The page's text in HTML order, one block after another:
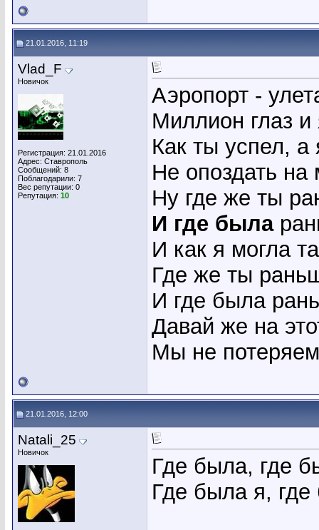
21.01.2016, 11:19
Vlad_F
Новичок
Регистрация: 21.01.2016
Адрес: Ставрополь
Сообщений: 8
Поблагодарили: 7
Вес репутации: 0
Репутация: 10
Аэропорт -
Миллион глаз и
Как ты успел, а
Не опоздать на
Ну где же ты
И где была
И как я могла
Где же ты
И где была
Давай же на
Мы не
21.01.2016, 12:00
Natali_25
Новичок
Где была, где
Где была я,